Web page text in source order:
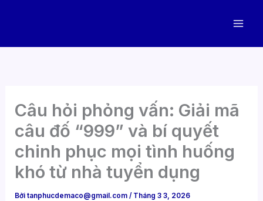
Câu hỏi phỏng vấn: Giải mã
câu đố “999” và bí quyết
chinh phục mọi tình huống
khó từ nhà tuyển dụng
Bởitanphucdemaco@gmail.com/ Tháng 3 3, 2026